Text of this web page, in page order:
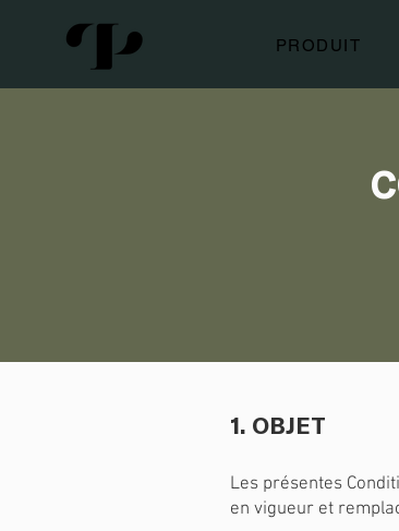
PRODUIT
1. OBJET
Les présentes
en vigueur et